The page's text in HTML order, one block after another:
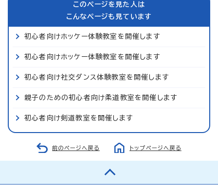
このページを見た人は
こんなページも見ています
初心者向けホッケー体験教室を開催します
初心者向けホッケー体験教室を開催します
初心者向け社交ダンス体験教室を開催します
親子のための初心者向け柔道教室を開催します
初心者向け剣道教室を開催します
前のページへ戻る トップページへ戻る